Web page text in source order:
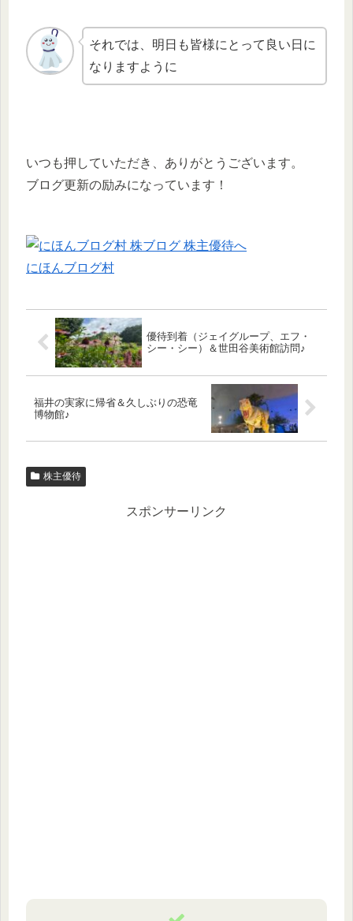
それでは、明日も皆様にとって良い日に
なりますように
いつも押していただき、ありがとうございます。
ブログ更新の励みになっています！
にほんブログ村
優待到着（ジェイグループ、エフ・
シー・シー）＆世田谷美術館訪問♪
福井の実家に帰省＆久しぶりの恐竜
博物館♪
株主優待
スポンサーリンク